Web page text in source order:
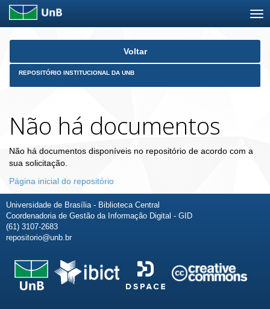
Skip
Voltar
REPOSITÓRIO INSTITUCIONAL DA UNB
Não há documentos
Não há documentos disponíveis no repositório de acordo com a
sua solicitação.
Página inicial do repositório
Universidade de Brasília - Biblioteca Central
Coordenadoria de Gestão da Informação Digital - GID
(61) 3107-2683
repositorio@unb.br